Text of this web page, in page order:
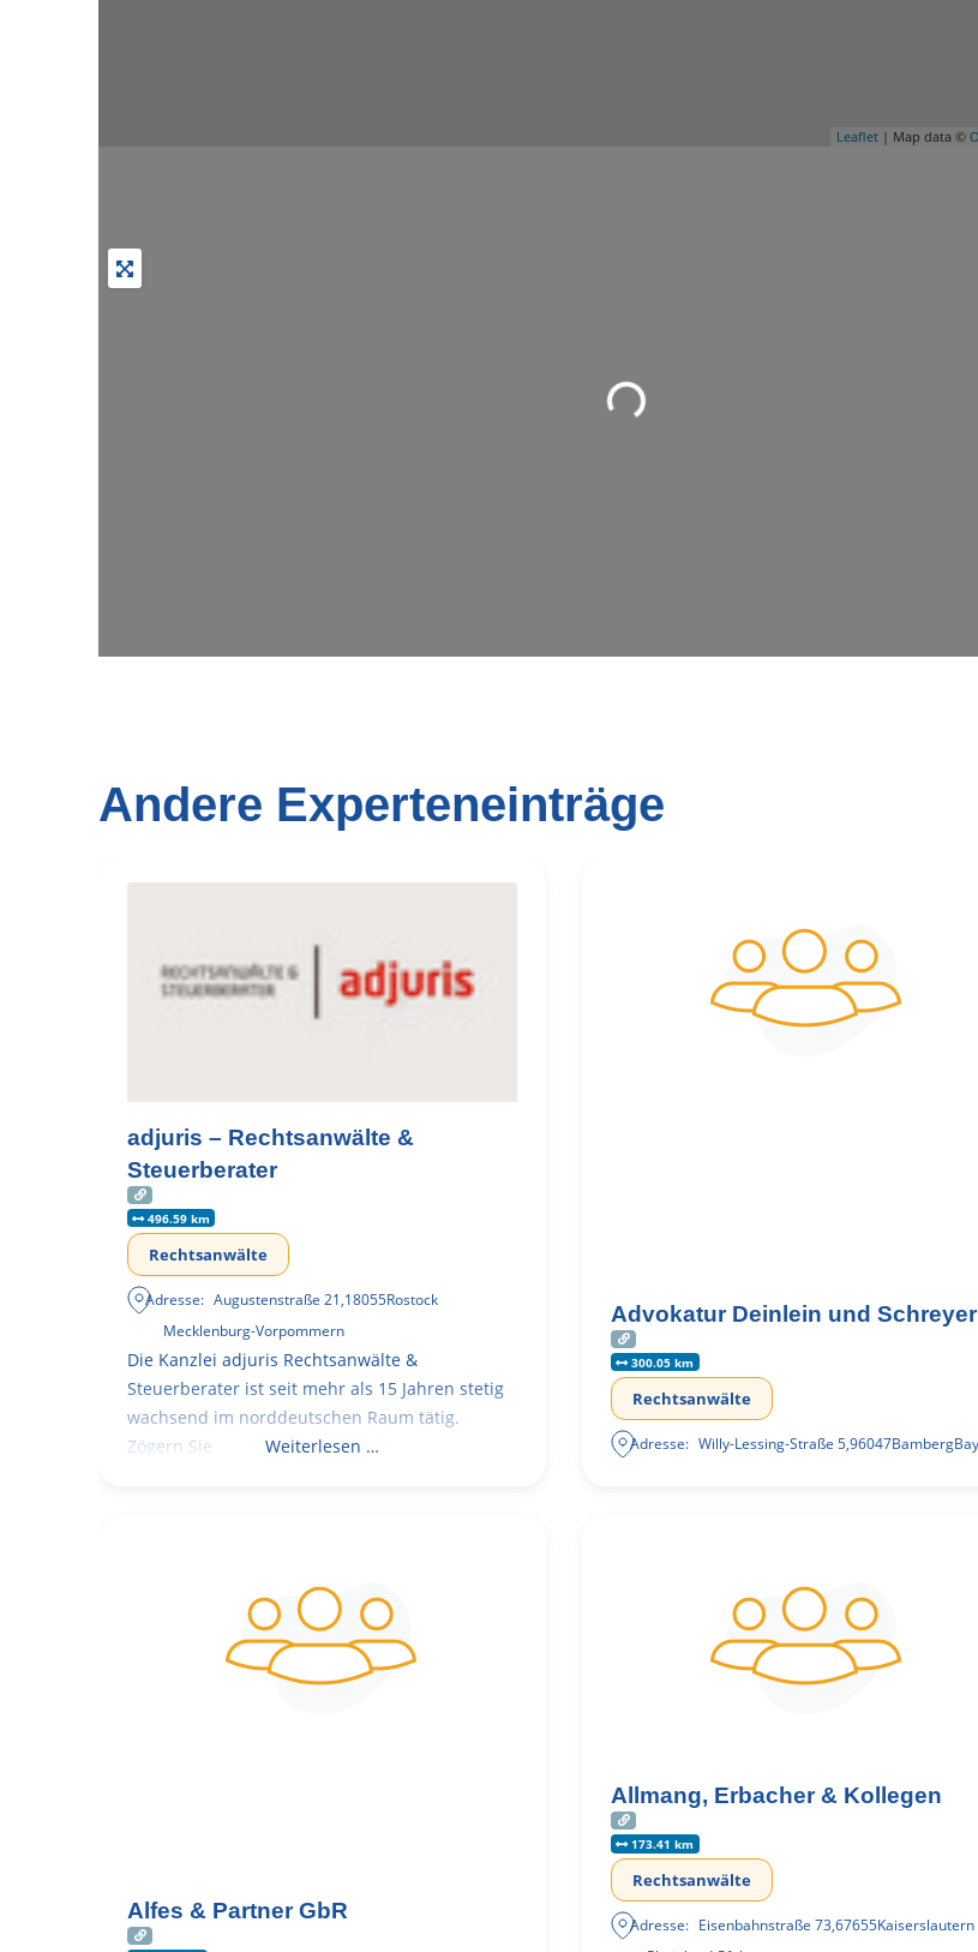
Leaflet | Map data ©
Wird geladen …
Andere Experteneinträge
adjuris – Rechtsanwälte &
Steuerberater
496.59 km
Rechtsanwälte
Adresse: Augustenstraße 21,18055Rostock
Mecklenburg-Vorpommern
Die Kanzlei adjuris Rechtsanwälte &
Steuerberater ist seit mehr als 15 Jahren stetig
wachsend im norddeutschen Raum tätig.
Zögern Sie
Weiterlesen …
Advokatur Deinlein und Schreyer
300.05 km
Rechtsanwälte
Adresse: Willy-Lessing-Straße 5,96047Bamberg
Alfes & Partner GbR
Allmang, Erbacher & Kollegen
173.41 km
Rechtsanwälte
Adresse: Eisenbahnstraße 73,67655Kaiserslautern